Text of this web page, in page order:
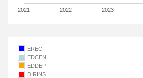
2021 2022 2023
EREC
EDCEN
EDDEP
DIRINS